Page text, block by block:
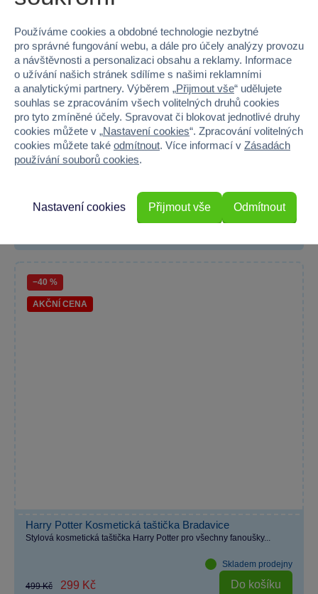
Harry Potter Kosmetická taštička nástupiště 9 a 3/4
GR91785
Skladem prodejny
Do košíku
−40 %
AKČNÍ CENA
Harry Potter Kosmetická taštička Bradavice
Stylová kosmetická taštička Harry Potter pro všechny fanoušky...
Skladem prodejny
499 Kč 299 Kč Do košíku
Používáme cookies a obdobné technologie nezbytné
pro správné fungování webu, a dále pro účely analýzy provozu
a návštěvnosti a personalizaci obsahu a reklamy. Informace
o užívání našich stránek sdílíme s našimi reklamními
a analytickými partnery. Výběrem „Přijmout vše“ udělujete
souhlas se zpracováním všech volitelných druhů cookies
pro tyto zmíněné účely. Spravovat či blokovat jednotlivé druhy
cookies můžete v „Nastavení cookies“. Zpracování volitelných
cookies můžete také odmítnout. Více informací v Zásadách
používání souborů cookies.
Odmítnout
Nastavení cookies Přijmout vše